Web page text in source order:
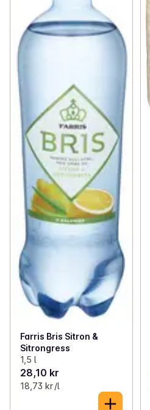
Farris Bris Sitron &
Sitrongress
1,5 l
28,10 kr
18,73 kr /l